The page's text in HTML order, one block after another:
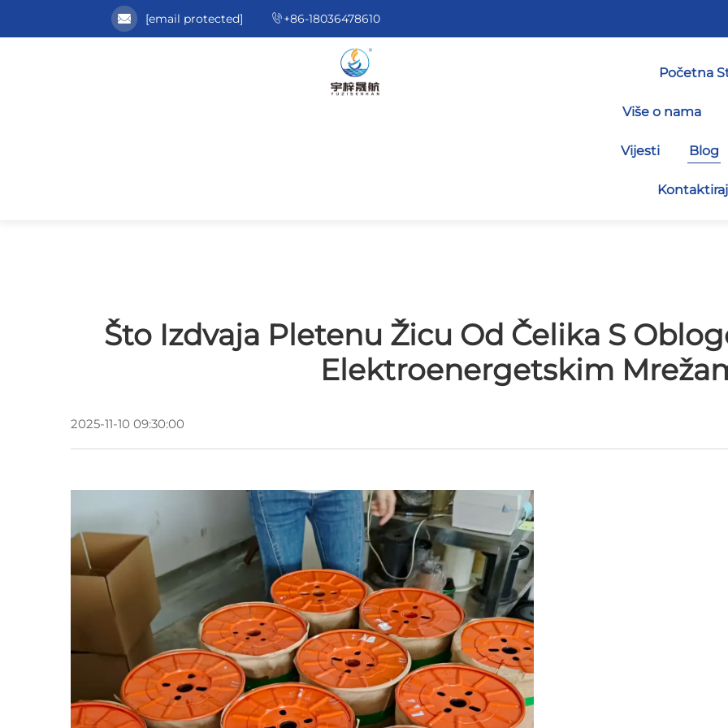
[email protected] +86-18036478610
Početna
Više o nama
Vijesti Blog
Što Izdvaja Pletenu Žicu Od Čelika S
Elektroenergetskim
2025-11-10 09:30:00